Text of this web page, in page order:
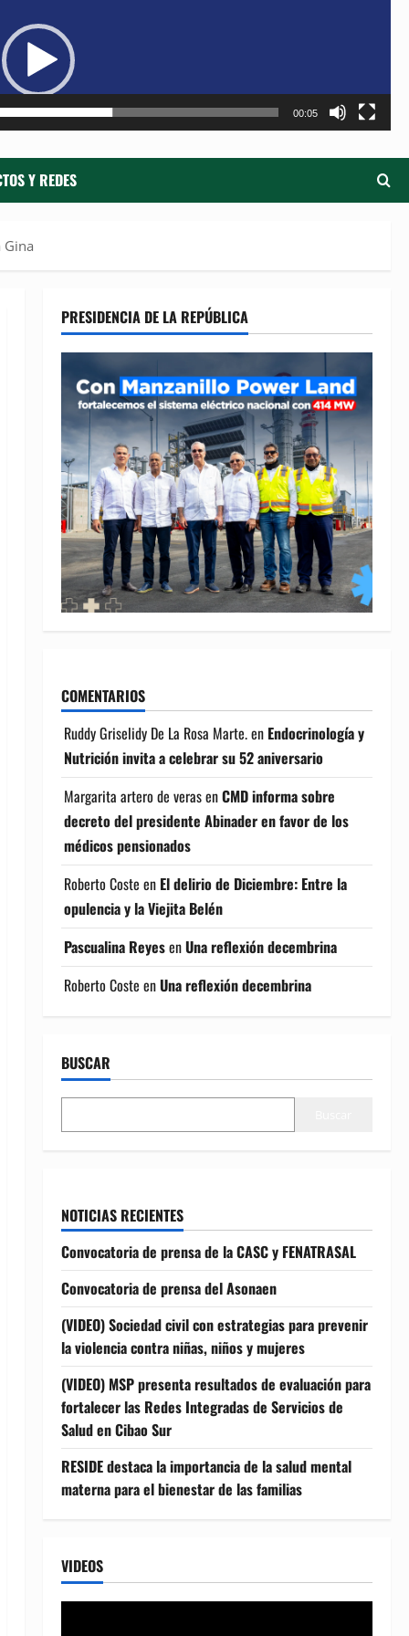
00:05
Y REDES
PRESIDENCIA DE LA REPÚBLICA
COMENTARIOS
Ruddy Griselidy De La Rosa Marte.en Endocrinología y
Nutrición invita a celebrar su 52 aniversario
Margarita artero de verasenCMD informa sobre
decreto del presidente Abinader en favor de los
médicos pensionados
Roberto Coste en El delirio de Diciembre: Entre la
opulencia y la Viejita Belén
Pascualina ReyesenUna reflexión decembrina
Roberto Coste enUna reflexión decembrina
BUSCAR
NOTICIAS RECIENTES
Convocatoria de prensa de la CASC y FENATRASAL
Convocatoria de prensa del Asonaen
(VIDEO) Sociedad civil con estrategias para prevenir
la violencia contra niñas, niños y mujeres
(VIDEO) MSP presenta resultados de evaluación para
fortalecer las Redes Integradas de Servicios de
Salud en Cibao Sur
RESIDE destaca la importancia de la salud mental
materna para el bienestar de las familias
VIDEOS